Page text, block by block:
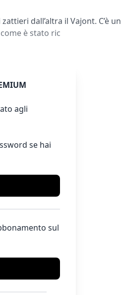
dall’altra il Vajont. C’è un
è stato ric
agli
se hai
sul